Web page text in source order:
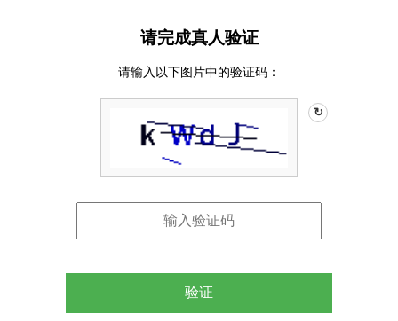
请完成真人验证
请输入以下图片中的验证码：
↻
验证